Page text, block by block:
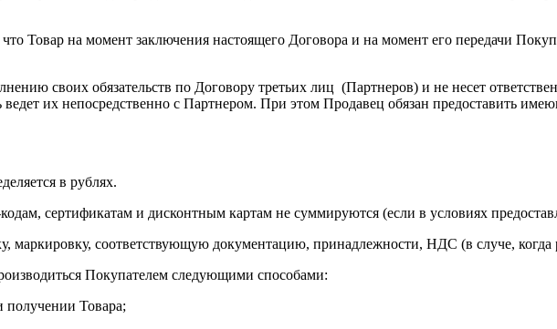
Товар на момент заключения настоящего Договора и на момент его передачи
своих обязательств по Договору третьих лиц (Партнеров) и не несет
их непосредственно с Партнером. При этом Продавец обязан предоставить
в рублях.
сертификатам и дисконтным картам не суммируются (если в условиях
маркировку, соответствующую документацию, принадлежности, НДС (в случе, когда
Покупателем следующими способами:
Товара;